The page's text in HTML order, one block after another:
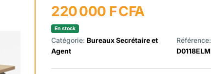
220 000 F CFA
En stock
Catégorie: Bureaux Secrétaire et
Agent
Référence:
D0118ELM